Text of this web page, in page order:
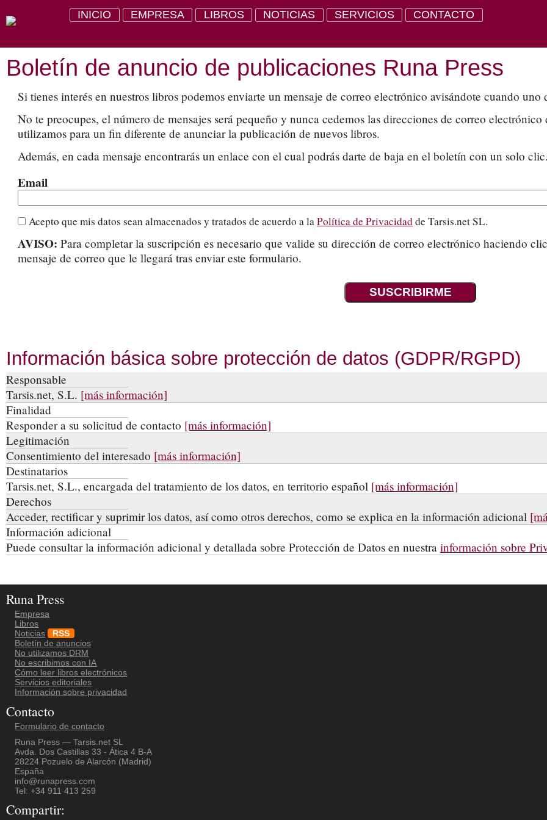
INICIO EMPRESA LIBROS NOTICIAS SERVICIOS CONTACTO
Boletín de anuncio de publicaciones Runa Press
Si tienes interés en nuestros libros podemos enviarte un mensaje de correo electrónico avisándote cuando uno
No te preocupes, el número de mensajes será pequeño y nunca cedemos las direcciones de correo electrónico
utilizamos para un fin diferente de anunciar la publicación de nuevos libros.
Además, en cada mensaje encontrarás un enlace con el cual podrás darte de baja en el boletín con un solo clic.
Email
Acepto que mis datos sean almacenados y tratados de acuerdo a laPolítica de Privacidadde Tarsis.net SL.
AVISO: Para completar la suscripción es necesario que valide su dirección de correo electrónico haciendo
mensaje de correo que le llegará tras enviar este formulario.
Información básica sobre protección de datos (GDPR/RGPD)
Responsable
Tarsis.net, S.L. [más información]
Finalidad
Responder a su solicitud de contacto [más información]
Legitimación
Consentimiento del interesado [más información]
Destinatarios
Tarsis.net, S.L., encargada del tratamiento de los datos, en territorio español [más información]
Derechos
Acceder, rectificar y suprimir los datos, así como otros derechos, como se explica en la información adicional
Información adicional
Puede consultar la información adicional y detallada sobre Protección de Datos en nuestra información sobre
Runa Press
Empresa
Libros
Noticias
RSS
Boletín de anuncios
No utilizamos DRM
No escribimos con IA
Cómo leer libros electrónicos
Servicios editoriales
Información sobre privacidad
Contacto
Formulario de contacto
Runa Press — Tarsis.net SL
Avda. Dos Castillas 33 - Ática 4 B-A
28224 Pozuelo de Alarcón (Madrid)
España
info@runapress.com
Tel: +34 911 413 259
Compartir: